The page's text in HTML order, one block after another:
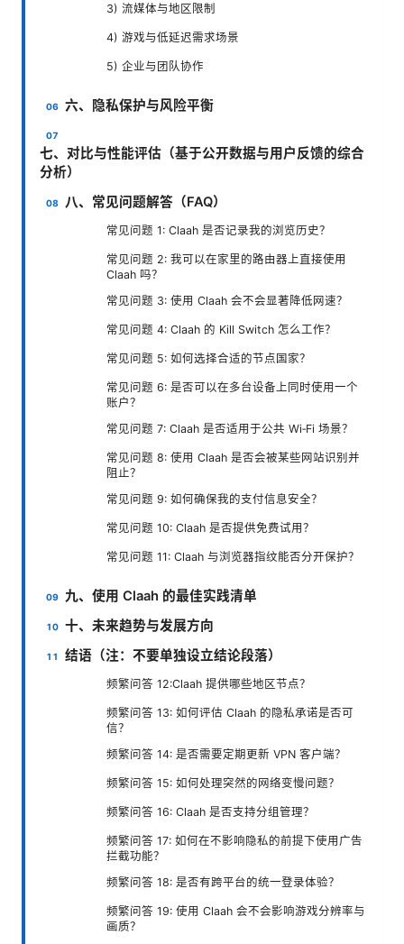
3) 流媒体与地区限制
4) 游戏与低延迟需求场景
5) 企业与团队协作
六、隐私保护与风险平衡
七、对比与性能评估（基于公开数据与用户反馈的综合
分析）
八、常见问题解答（FAQ）
常见问题 1: Claah 是否记录我的浏览历史？
常见问题 2: 我可以在家里的路由器上直接使用
Claah 吗？
常见问题 3: 使用 Claah 会不会显著降低网速？
常见问题 4: Claah 的 Kill Switch 怎么工作？
常见问题 5: 如何选择合适的节点国家？
常见问题 6: 是否可以在多台设备上同时使用一个
账户？
常见问题 7: Claah 是否适用于公共 Wi‑Fi 场景？
常见问题 8: 使用 Claah 是否会被某些网站识别并
阻止？
常见问题 9: 如何确保我的支付信息安全？
常见问题 10: Claah 是否提供免费试用？
常见问题 11: Claah 与浏览器指纹能否分开保护？
九、使用 Claah 的最佳实践清单
十、未来趋势与发展方向
结语（注：不要单独设立结论段落）
频繁问答 12:Claah 提供哪些地区节点？
频繁问答 13: 如何评估 Claah 的隐私承诺是否可
信？
频繁问答 14: 是否需要定期更新 VPN 客户端？
频繁问答 15: 如何处理突然的网络变慢问题？
频繁问答 16: Claah 是否支持分组管理？
频繁问答 17: 如何在不影响隐私的前提下使用广告
拦截功能？
频繁问答 18: 是否有跨平台的统一登录体验？
频繁问答 19: 使用 Claah 会不会影响游戏分辨率与
画质？